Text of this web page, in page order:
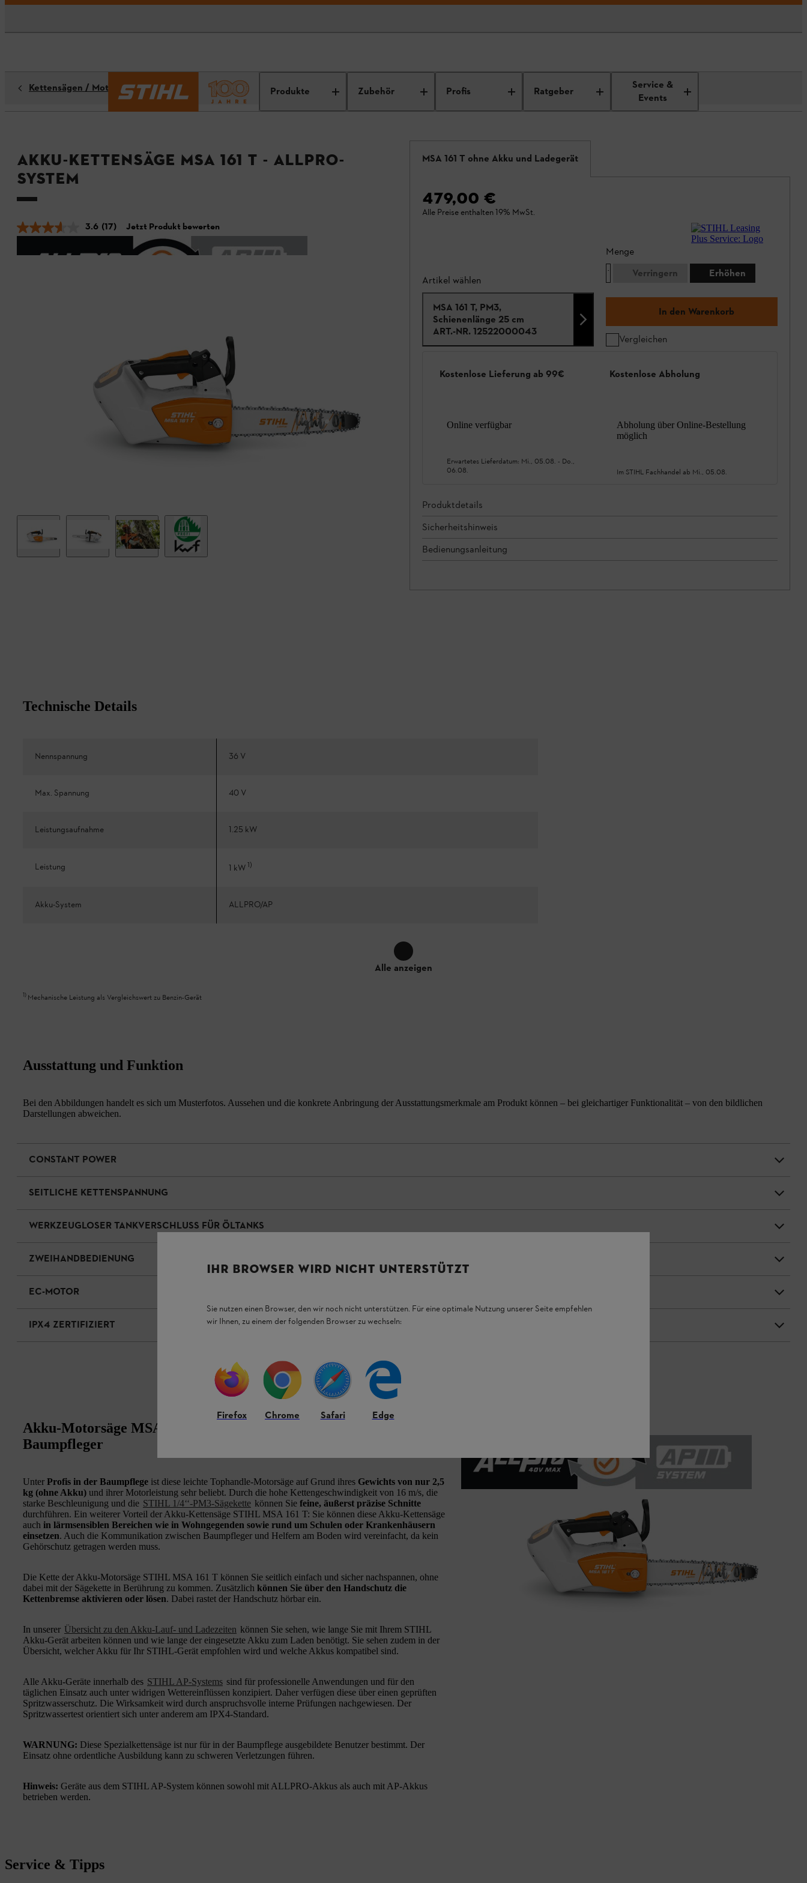
Produkte Zubehör Profis Ratgeber
Service &
Events
Kettensägen / Motorsägen
Akku-Kettensäge MSA 161 T - ALLPRO-
System
3.6 (17) Jetzt Produkt bewerten
MSA 161 T ohne Akku und Ladegerät
479,00 €
Alle Preise enthalten 19% MwSt.
Artikel wählen
MSA 161 T, PM3,
Schienenlänge 25 cm
ART.-NR. 12522000043
Menge
Verringern
Erhöhen
In den Warenkorb
Vergleichen
Kostenlose Lieferung ab 99€
Online verfügbar
Erwartetes Lieferdatum: Mi., 05.08. - Do.,
06.08.
Kostenlose Abholung
Abholung über Online-Bestellung
möglich
Im STIHL Fachhandel ab Mi., 05.08.
Produktdetails
Sicherheitshinweis
Bedienungsanleitung
Technische Details
Nennspannung 36 V
Max. Spannung 40 V
Leistungsaufnahme 1.25 kW
Leistung 1 kW1)
Akku-System ALLPRO/AP
Alle anzeigen
1) Mechanische Leistung als Vergleichswert zu Benzin-Gerät
Ausstattung und Funktion
Bei den Abbildungen handelt es sich um Musterfotos. Aussehen und die konkrete Anbringung der Ausstattungsmerkmale am Produkt können – bei gleichartiger Funktionalität – von den bildlichen
Darstellungen abweichen.
CONSTANT POWER
SEITLICHE KETTENSPANNUNG
WERKZEUGLOSER TANKVERSCHLUSS FÜR ÖLTANKS
ZWEIHANDBEDIENUNG
EC-MOTOR
IPX4 ZERTIFIZIERT
Akku-Motorsäge MSA 161 T: Handliche Profi-Akku-Säge für
Baumpfleger
Unter Profis in der Baumpflege ist diese leichte Tophandle-Motorsäge auf Grund ihres Gewichts von nur 2,5
kg (ohne Akku) und ihrer Motorleistung sehr beliebt. Durch die hohe Kettengeschwindigkeit von 16 m/s, die
starke Beschleunigung und die STIHL 1/4‘‘-PM3-Sägekette können Sie feine, äußerst präzise Schnitte
durchführen. Ein weiterer Vorteil der Akku-Kettensäge STIHL MSA 161 T: Sie können diese Akku-Kettensäge
auch in lärmsensiblen Bereichen wie in Wohngegenden sowie rund um Schulen oder Krankenhäusern
einsetzen. Auch die Kommunikation zwischen Baumpfleger und Helfern am Boden wird vereinfacht, da kein
Gehörschutz getragen werden muss.
Die Kette der Akku-Motorsäge STIHL MSA 161 T können Sie seitlich einfach und sicher nachspannen, ohne
dabei mit der Sägekette in Berührung zu kommen. Zusätzlich können Sie über den Handschutz die
Kettenbremse aktivieren oder lösen. Dabei rastet der Handschutz hörbar ein.
In unserer Übersicht zu den Akku-Lauf- und Ladezeiten können Sie sehen, wie lange Sie mit Ihrem STIHL
Akku-Gerät arbeiten können und wie lange der eingesetzte Akku zum Laden benötigt. Sie sehen zudem in der
Übersicht, welcher Akku für Ihr STIHL-Gerät empfohlen wird und welche Akkus kompatibel sind.
Alle Akku-Geräte innerhalb des STIHL AP-Systems sind für professionelle Anwendungen und für den
täglichen Einsatz auch unter widrigen Wettereinflüssen konzipiert. Daher verfügen diese über einen geprüften
Spritzwasserschutz. Die Wirksamkeit wird durch anspruchsvolle interne Prüfungen nachgewiesen. Der
Spritzwassertest orientiert sich unter anderem am IPX4-Standard.
WARNUNG: Diese Spezialkettensäge ist nur für in der Baumpflege ausgebildete Benutzer bestimmt. Der
Einsatz ohne ordentliche Ausbildung kann zu schweren Verletzungen führen.
Hinweis: Geräte aus dem STIHL AP-System können sowohl mit ALLPRO-Akkus als auch mit AP-Akkus
betrieben werden.
Service & Tipps
IHR BROWSER WIRD NICHT UNTERSTÜTZT
Sie nutzen einen Browser, den wir noch nicht unterstützen. Für eine optimale Nutzung unserer Seite empfehlen
wir Ihnen, zu einem der folgenden Browser zu wechseln:
Firefox Chrome Safari Edge